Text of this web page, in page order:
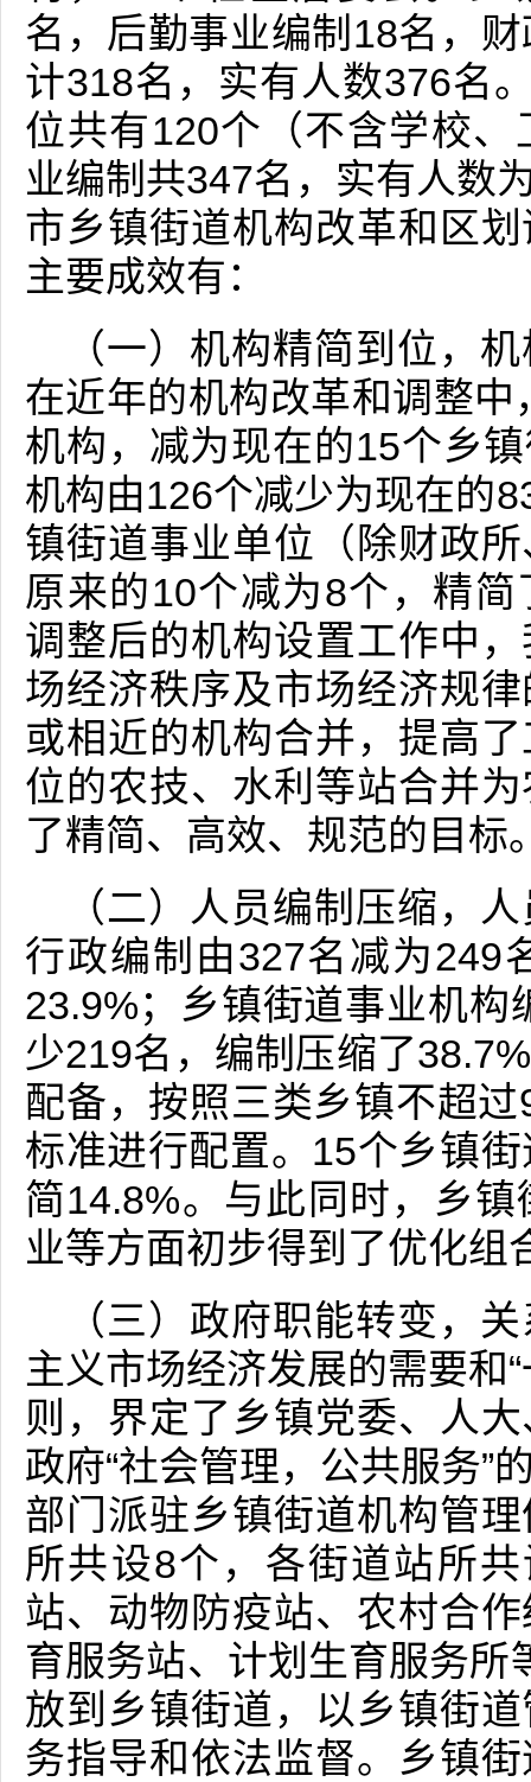
名，后勤事业编制18名，
计318名，实有人数376名
位共有120个（不含学校
业编制共347名，实有人数
市乡镇街道机构改革和区
主要成效有：
（一）机构精简到位，
在近年的机构改革和调整
机构，减为现在的15个乡
机构由126个减少为现在的
镇街道事业单位（除财政
原来的10个减为8个，精
调整后的机构设置工作中
场经济秩序及市场经济规
或相近的机构合并，提高
位的农技、水利等站合并
了精简、高效、规范的目标
（二）人员编制压缩，
行政编制由327名减为249
23.9%；乡镇街道事业机
少219名，编制压缩了
配备，按照三类乡镇不超
标准进行配置。15个乡镇
简14.8%。与此同时，乡
业等方面初步得到了优化组
（三）政府职能转变，
主义市场经济发展的需要和
则，界定了乡镇党委、人
政府“社会管理，公共服务”
部门派驻乡镇街道机构管
所共设8个，各街道站所
站、动物防疫站、农村合
育服务站、计划生育服务
放到乡镇街道，以乡镇街
务指导和依法监督。乡镇